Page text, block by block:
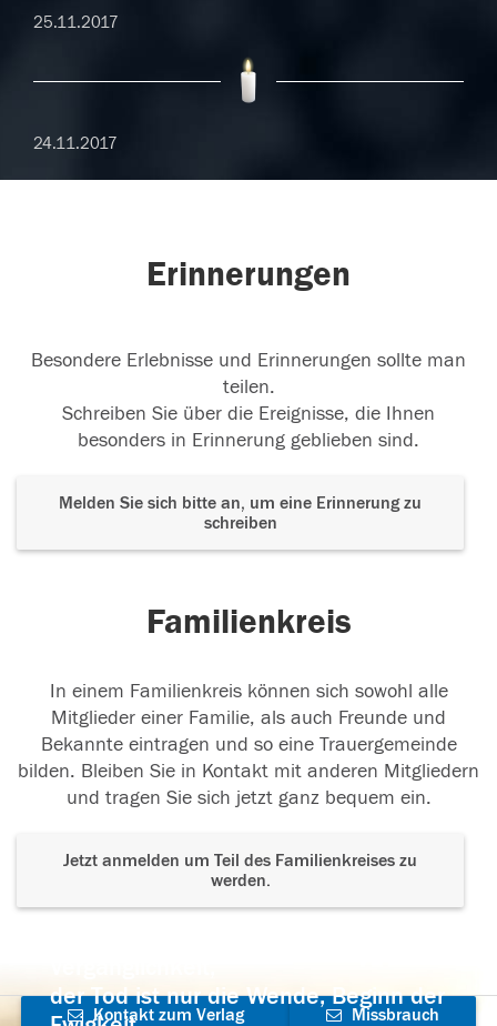
25.11.2017
24.11.2017
Erinnerungen
Besondere Erlebnisse und Erinnerungen sollte man
teilen.
Schreiben Sie über die Ereignisse, die Ihnen
besonders in Erinnerung geblieben sind.
Melden Sie sich bitte an, um eine Erinnerung zu
schreiben
Familienkreis
In einem Familienkreis können sich sowohl alle
Mitglieder einer Familie, als auch Freunde und
Bekannte eintragen und so eine Trauergemeinde
bilden. Bleiben Sie in Kontakt mit anderen Mitgliedern
und tragen Sie sich jetzt ganz bequem ein.
Jetzt anmelden um Teil des Familienkreises zu
werden.
der Tod ist nur die Wende, Beginn der
Kontakt zum Verlag Missbrauch